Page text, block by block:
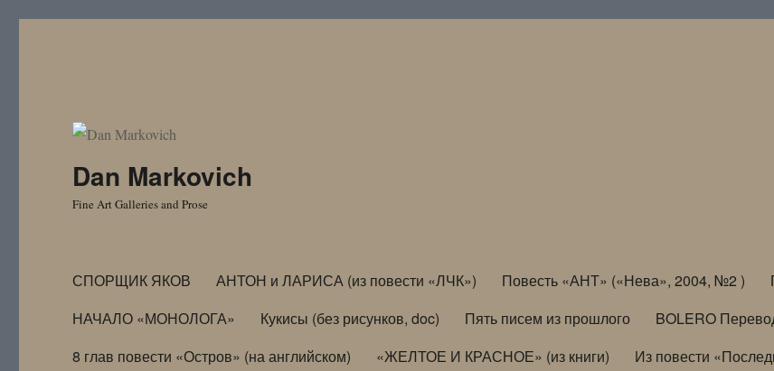
Dan Markovich
Fine Art Galleries and Prose
СПОРЩИК ЯКОВ АНТОН и ЛАРИСА (из повести «ЛЧК») Повесть «АНТ» («Нева», 2004, №2 )
НАЧАЛО «МОНОЛОГА»
Кукисы (без рисунков, doc) Пять писем из прошлого BOLERO
8 глав повести «Остров» (на английском)
«ЖЕЛТОЕ И КРАСНОЕ» (из книги) Из повести